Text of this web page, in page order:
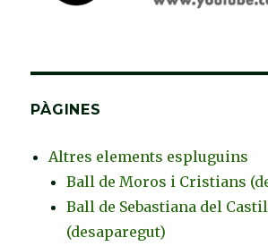
PÀGINES
Altres elements espluguins
Ball de Moros i Cristians
Ball de Sebastiana del
(desaparegut)